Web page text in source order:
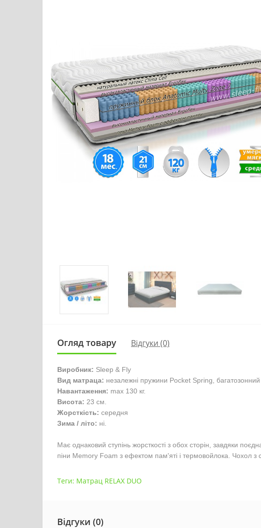
Огляд товару Відгуки (0)
Виробник: Sleep & Fly
Вид матраца: незалежні пружини Pocket Spring, багатозонний
Навантаження: max 130 кг.
Висота: 23 см.
Жорсткість: середня
Зима / літо: ні.
Має однаковий ступінь жорсткості з обох сторін, завдяки
піни Memory Foam з ефектом пам'яті і термовойлока. Чохол з
Теги: Матрац RELAX DUO
Відгуки (0)